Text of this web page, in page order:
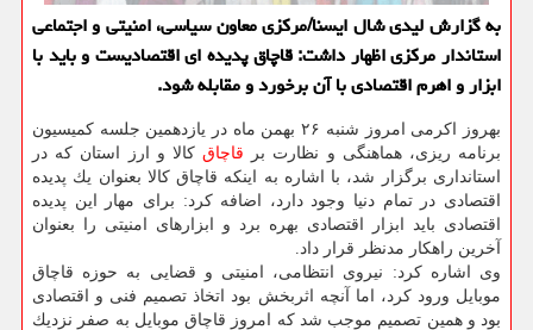
به گزارش لیدی شال ایسنا/مركزی معاون سیاسی، امنیتی و اجتماعی
استاندار مركزی اظهار داشت: قاچاق پدیده ای اقتصادیست و باید با
ابزار و اهرم اقتصادی با آن برخورد و مقابله شود.
بهروز اكرمی امروز شنبه ۲۶ بهمن ماه در یازدهمین جلسه كمیسیون
برنامه ریزی، هماهنگی و نظارت بر قاچاق كالا و ارز استان كه در
استانداری برگزار شد، با اشاره به اینكه قاچاق كالا بعنوان یك پدیده
اقتصادی در تمام دنیا وجود دارد، اضافه كرد: برای مهار این پدیده
اقتصادی باید ابزار اقتصادی بهره برد و ابزارهای امنیتی را بعنوان
آخرین راهكار مدنظر قرار داد.
وی اشاره كرد: نیروی انتظامی، امنیتی و قضایی به حوزه قاچاق
موبایل ورود كرد، اما آنچه اثربخش بود اتخاذ تصمیم فنی و اقتصادی
بود و همین تصمیم موجب شد كه امروز قاچاق موبایل به صفر نزدیك